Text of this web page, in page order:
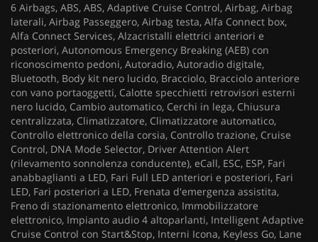
6 Airbags, ABS, ABS, Adaptive Cruise Control, Airbag, Airbag
laterali, Airbag Passeggero, Airbag testa, Alfa Connect box,
Alfa Connect Services, Alzacristalli elettrici anteriori e
posteriori, Autonomous Emergency Breaking (AEB) con
riconoscimento pedoni, Autoradio, Autoradio digitale,
Bluetooth, Body kit nero lucido, Bracciolo, Bracciolo anteriore
con vano portaoggetti, Calotte specchietti retrovisori esterni
nero lucido, Cambio automatico, Cerchi in lega, Chiusura
centralizzata, Climatizzatore, Climatizzatore automatico,
Controllo elettronico della corsia, Controllo trazione, Cruise
Control, DNA Mode Selector, Driver Attention Alert
(rilevamento sonnolenza conducente), eCall, ESC, ESP, Fari
anabbaglianti a LED, Fari Full LED anteriori e posteriori, Fari
LED, Fari posteriori a LED, Frenata d'emergenza assistita,
Freno di stazionamento elettronico, Immobilizzatore
elettronico, Impianto audio 4 altoparlanti, Intelligent Adaptive
Cruise Control con Start&Stop, Interni Icona, Keyless Go, Lane